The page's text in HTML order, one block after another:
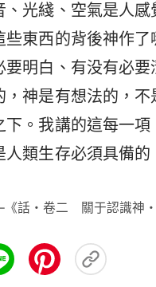
光綫、空氣是人
東西的背後神作
明白、有没有必
神是有想法的，
。我講的這每一
類生存必須具備
話・卷二 關于認識神・